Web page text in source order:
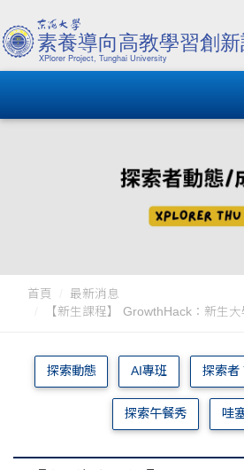
首頁
最新消息
【新生課程】 GrowthHack：新生
探索動態 AI專班 探索者
探索午餐秀 哇